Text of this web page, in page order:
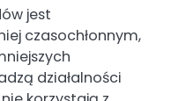
jest
czasochłonnym,
działalności